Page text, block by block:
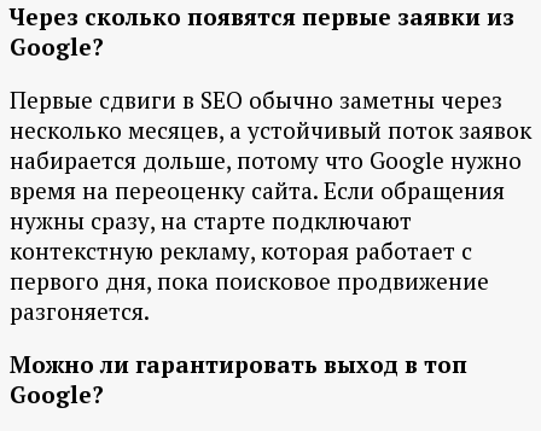
Через сколько появятся первые заявки из
Google?
Первые сдвиги в SEO обычно заметны через
несколько месяцев, а устойчивый поток заявок
набирается дольше, потому что Google нужно
время на переоценку сайта. Если обращения
нужны сразу, на старте подключают
контекстную рекламу, которая работает с
первого дня, пока поисковое продвижение
разгоняется.
Можно ли гарантировать выход в топ
Google?